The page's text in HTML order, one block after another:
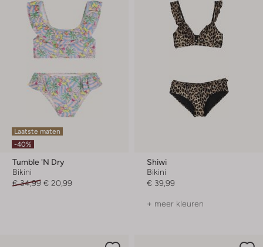
Laatste maten
-40%
Tumble 'n Dry
Bikini
€ 34,99 € 20,99
Shiwi
Bikini
€ 39,99
+ meer kleuren